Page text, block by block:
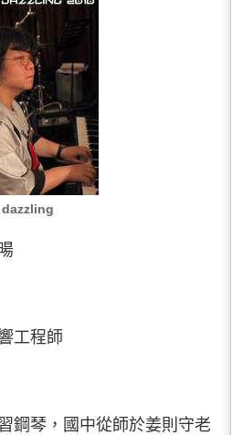
dazzling
工程師
鋼琴，國中從師於姜則守老